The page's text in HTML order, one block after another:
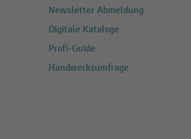
Newsletter Abmeldung
Digitale Kataloge
Profi-Guide
Handwerksumfrage